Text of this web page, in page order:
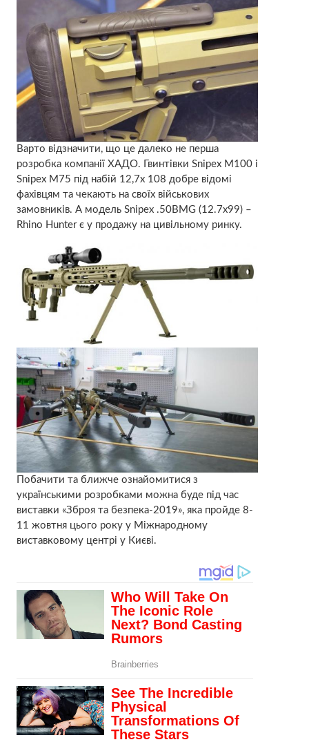
Варто відзначити, що це далеко не перша
розробка компанії ХАДО. Гвинтівки Snipex M100 i
Snipex M75 під набій 12,7х 108 добре відомі
фахівцям та чекають на своїх військових
замовників. А модель Snipex .50BMG (12.7х99) –
Rhino Hunter є у продажу на цивільному ринку.
Побачити та ближче ознайомитися з
українськими розробками можна буде під час
виставки «Зброя та безпека-2019», яка пройде 8-
11 жовтня цього року у Міжнародному
виставковому центрі у Києві.